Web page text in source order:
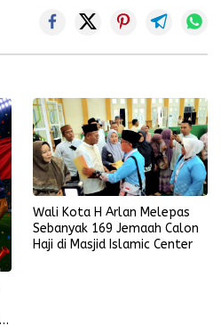
Wali Kota H Arlan Melepas
Sebanyak 169 Jemaah Calon
Haji di Masjid Islamic Center